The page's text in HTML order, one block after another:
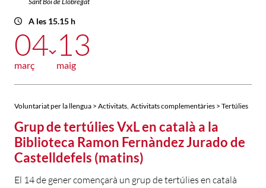
A les 15.15 h
04
març
13
maig
Voluntariat per la llengua > Activitats Activitats complementàries > Tertúlies
Grup de tertúlies VxL en català a la
Biblioteca Ramon Fernàndez Jurado de
Castelldefels (matins)
El 14 de gener començarà un grup de tertúlies en català